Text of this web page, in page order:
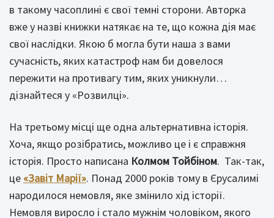
в такому часоплині є свої темні сторони. Авторка
вже у назві книжки натякає на те, що кожна дія має
свої наслідки. Якою б могла бути наша з вами
сучасність, яких катастроф нам би довелося
пережити на противагу тим, яких уникнули…
дізнайтеся у «Розвилці».
На третьому місці ще одна альтернативна історія.
Хоча, якщо розібратись, можливо це і є справжня
історія. Просто написана Колмом Тойбіном. Так-так,
це «Завіт Марії». Понад 2000 років тому в Єрусалимі
народилося немовля, яке змінило хід історії.
Немовля виросло і стало мужнім чоловіком, якого